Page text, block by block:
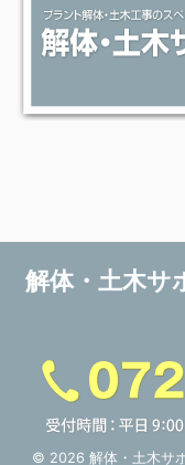
解体・土木サ
© 2026 解体・土木サ